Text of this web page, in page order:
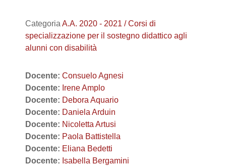
Categoria A.A. 2020 - 2021 / Corsi di
specializzazione per il sostegno didattico agli
alunni con disabilità
Docente: Consuelo Agnesi
Docente: Irene Amplo
Docente: Debora Aquario
Docente: Daniela Arduin
Docente: Nicoletta Artusi
Docente: Paola Battistella
Docente: Eliana Bedetti
Docente: Isabella Bergamini